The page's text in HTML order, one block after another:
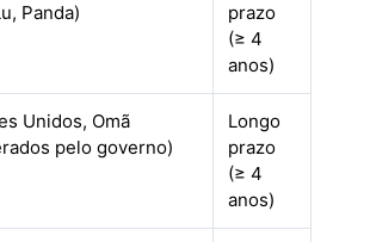
Panda)
prazo
(≥ 4
anos)
Unidos, Omã
pelo governo)
Longo
prazo
(≥ 4
anos)